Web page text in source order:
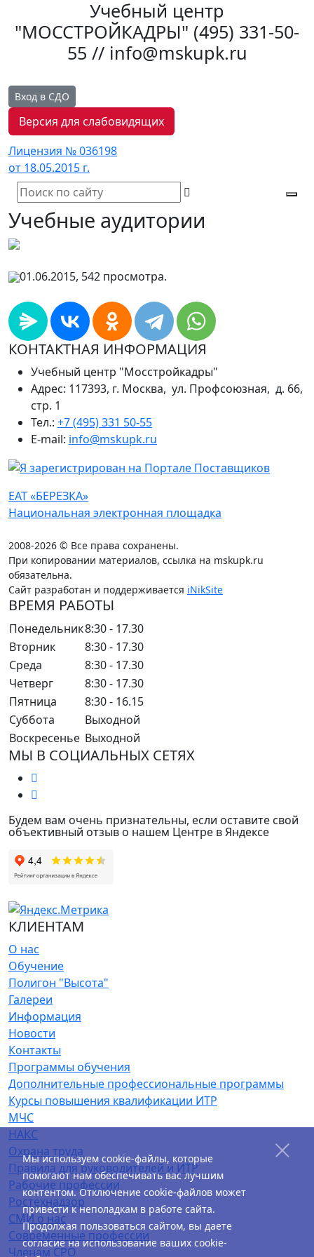
Учебный центр
"МОССТРОЙКАДРЫ" (495) 331-50-
55 // info@mskupk.ru
Вход в СДО
Версия для слабовидящих
Лицензия № 036198
от 18.05.2015 г.
Учебные аудитории
01.06.2015, 542 просмотра.
КОНТАКТНАЯ ИНФОРМАЦИЯ
Учебный центр "Мосстройкадры"
Адрес: 117393, г. Москва, ул. Профсоюзная, д. 66,
стр. 1
Тел.: +7 (495) 331 50-55
E-mail: info@mskupk.ru
ЕАТ «БЕРЕЗКА»
Национальная электронная площадка
2008-2026 © Все права сохранены.
При копировании материалов, ссылка на mskupk.ru
обязательна.
Сайт разработан и поддерживается iNikSite
ВРЕМЯ РАБОТЫ
Понедельник8:30 - 17.30
Вторник
8:30 - 17.30
Среда
8:30 - 17.30
Четверг
8:30 - 17.30
Пятница
8:30 - 16.15
Суббота
Выходной
Воскресенье Выходной
МЫ В СОЦИАЛЬНЫХ СЕТЯХ
Будем вам очень признательны, если оставите свой
объективный отзыв о нашем Центре в Яндексе
КЛИЕНТАМ
О нас
Обучение
Полигон "Высота"
Галереи
Информация
Новости
Контакты
Программы обучения
Дополнительные профессиональные программы
Курсы повышения квалификации ИТР
МЧС
НАКС
Охрана труда
Правила для руководителей и ИТР
Рабочие профессии
Ростехнадзор
СМИ о нас
Современные профессии
Членам СРО
Мы используем cookie-файлы, которые
помогают нам обеспечивать вас лучшим
контентом. Отключение cookie-файлов может
привести к неполадкам в работе сайта.
Продолжая пользоваться сайтом, вы даете
согласие на использование ваших cookie-